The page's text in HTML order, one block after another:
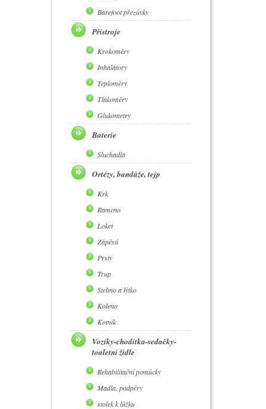
Barefoot přezůvky
Přístroje
Krokoměry
Inhalátory
Teploměry
Tlakoměry
Glukometry
Baterie
Sluchadla
Ortézy, bandáže, tejp
Krk
Rameno
Loket
Zápěstí
Prsty
Trup
Stehno a lýtko
Koleno
Kotník
Vozíky-chodítka-sedačky-
toaletní židle
Rehabilitační pomůcky
Madla, podpěry
stolek k lůžku